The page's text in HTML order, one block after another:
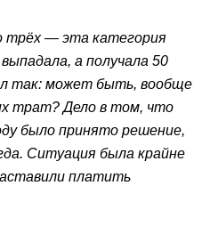
трёх — эта категория
а получала 50
так: может быть, вообще
трат? Дело в том, что
было принято решение,
Ситуация была крайне
платить